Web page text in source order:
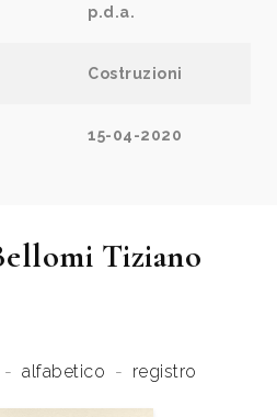
p.d.a.
Costruzioni
15-04-2020
Tiziano
- alfabetico - registro